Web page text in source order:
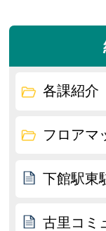
各課紹介
フロアマ
下館駅東
古里コミ